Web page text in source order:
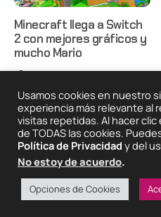
Minecraft llega a Switch
2 con mejores gráficos y
mucho Mario
2025 © Degeneraciónx.com
Quiénes
Somos
Condiciones De
Uso
Usamos cookies en nuestro
experiencia más relevante al
visitas repetidas. Al hacer
de TODAS las cookies.
Política de Privacidad y del
No estoy de acuerdo.
Opciones de Cookies